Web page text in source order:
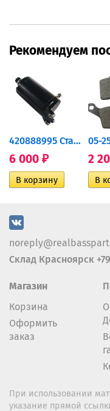
Рекомендуем
420888995 Стартер для...
6 000 ₽ 2
Склад Красноярск
Магазин
Корзина
Оформить
заказ
При использовании
указание прямой